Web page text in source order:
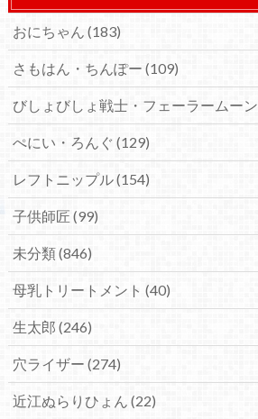
おにちゃん (183)
さもはん・ちんぽー (109)
びしょびしょ戦士・フェーラームーン
ぺにい・ろんぐ (129)
レフトニップル(154)
子供師匠 (99)
未分類(846)
母乳トリートメント (40)
生太郎 (246)
穴ライザー (274)
近江ぬらりひょん (22)